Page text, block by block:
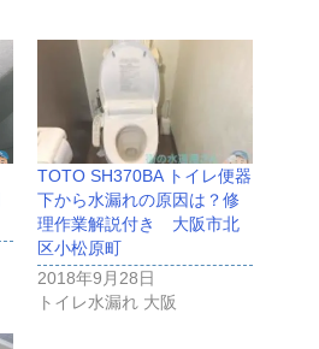
TOTO SH370BA トイレ便器
下から水漏れの原因は？修
理作業解説付き 大阪市北
区小松原町
2018年9月28日
トイレ水漏れ 大阪